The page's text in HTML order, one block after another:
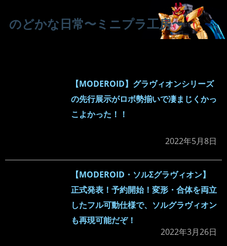
のどかな日常〜ミニプラ工房〜
【MODEROID】グラヴィオンシリーズ
の先行展示がロボ勢揃いで凄まじくかっ
こよかった！！
2022年5月8日
【MODEROID・ソルΣグラヴィオン】
正式発表！予約開始！変形・合体を両立
したフル可動仕様で、ソルグラヴィオン
も再現可能だぞ！
2022年3月26日